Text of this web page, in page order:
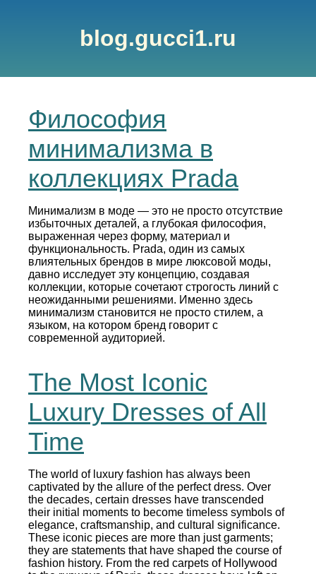
blog.gucci1.ru
Философия
минимализма в
коллекциях Prada
Минимализм в моде — это не просто отсутствие
избыточных деталей, а глубокая философия,
выраженная через форму, материал и
функциональность. Prada, один из самых
влиятельных брендов в мире люксовой моды,
давно исследует эту концепцию, создавая
коллекции, которые сочетают строгость линий с
неожиданными решениями. Именно здесь
минимализм становится не просто стилем, а
языком, на котором бренд говорит с
современной аудиторией.
The Most Iconic
Luxury Dresses of All
Time
The world of luxury fashion has always been
captivated by the allure of the perfect dress. Over
the decades, certain dresses have transcended
their initial moments to become timeless symbols of
elegance, craftsmanship, and cultural significance.
These iconic pieces are more than just garments;
they are statements that have shaped the course of
fashion history. From the red carpets of Hollywood